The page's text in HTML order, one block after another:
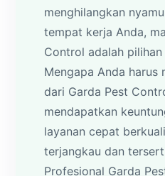
menghilangkan
tempat kerja Anda,
Control adalah
Mengapa Anda harus
dari Garda Pest
mendapatkan
layanan cepat
terjangkau dan
Profesional Garda